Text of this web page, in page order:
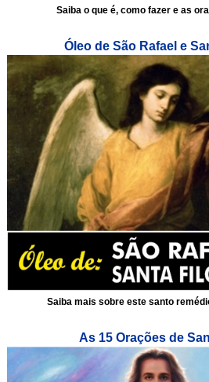
Saiba o que é, como fazer e as
Óleo de São Rafael e
Saiba mais sobre este santo
As 15 Orações de